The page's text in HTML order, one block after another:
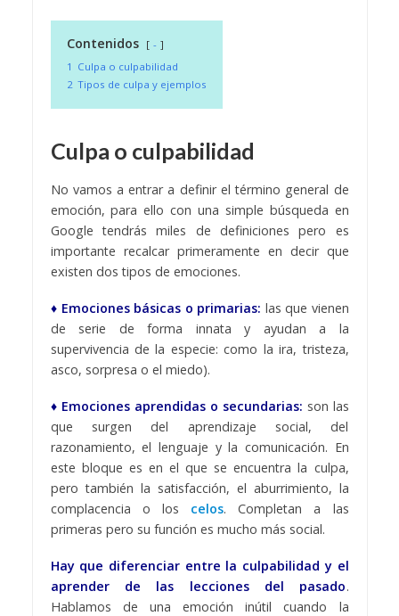
Contenidos
-
1 Culpa o culpabilidad
2 Tipos de culpa y ejemplos
Culpa o culpabilidad
No vamos a entrar a definir el término general de
emoción, para ello con una simple búsqueda en
Google tendrás miles de definiciones pero es
importante recalcar primeramente en decir que
existen dos tipos de emociones.
♦ Emociones básicas o primarias: las que vienen
de serie de forma innata y ayudan a la
supervivencia de la especie: como la ira, tristeza,
asco, sorpresa o el miedo).
♦ Emociones aprendidas o secundarias: son las
que surgen del aprendizaje social, del
razonamiento, el lenguaje y la comunicación. En
este bloque es en el que se encuentra la culpa,
pero también la satisfacción, el aburrimiento, la
complacencia o los celos. Completan a las
primeras pero su función es mucho más social.
Hay que diferenciar entre la culpabilidad y el
aprender de las lecciones del pasado.
Hablamos de una emoción inútil cuando la